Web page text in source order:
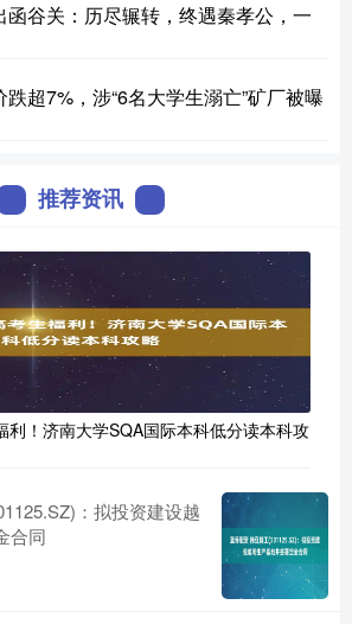
谷关：历尽辗转，终遇秦孝公，一
超7%，涉“6名大学生溺亡”矿厂被曝
推荐资讯
利！济南大学SQA国际本科低分读本科攻
：拟投资建设越
合同